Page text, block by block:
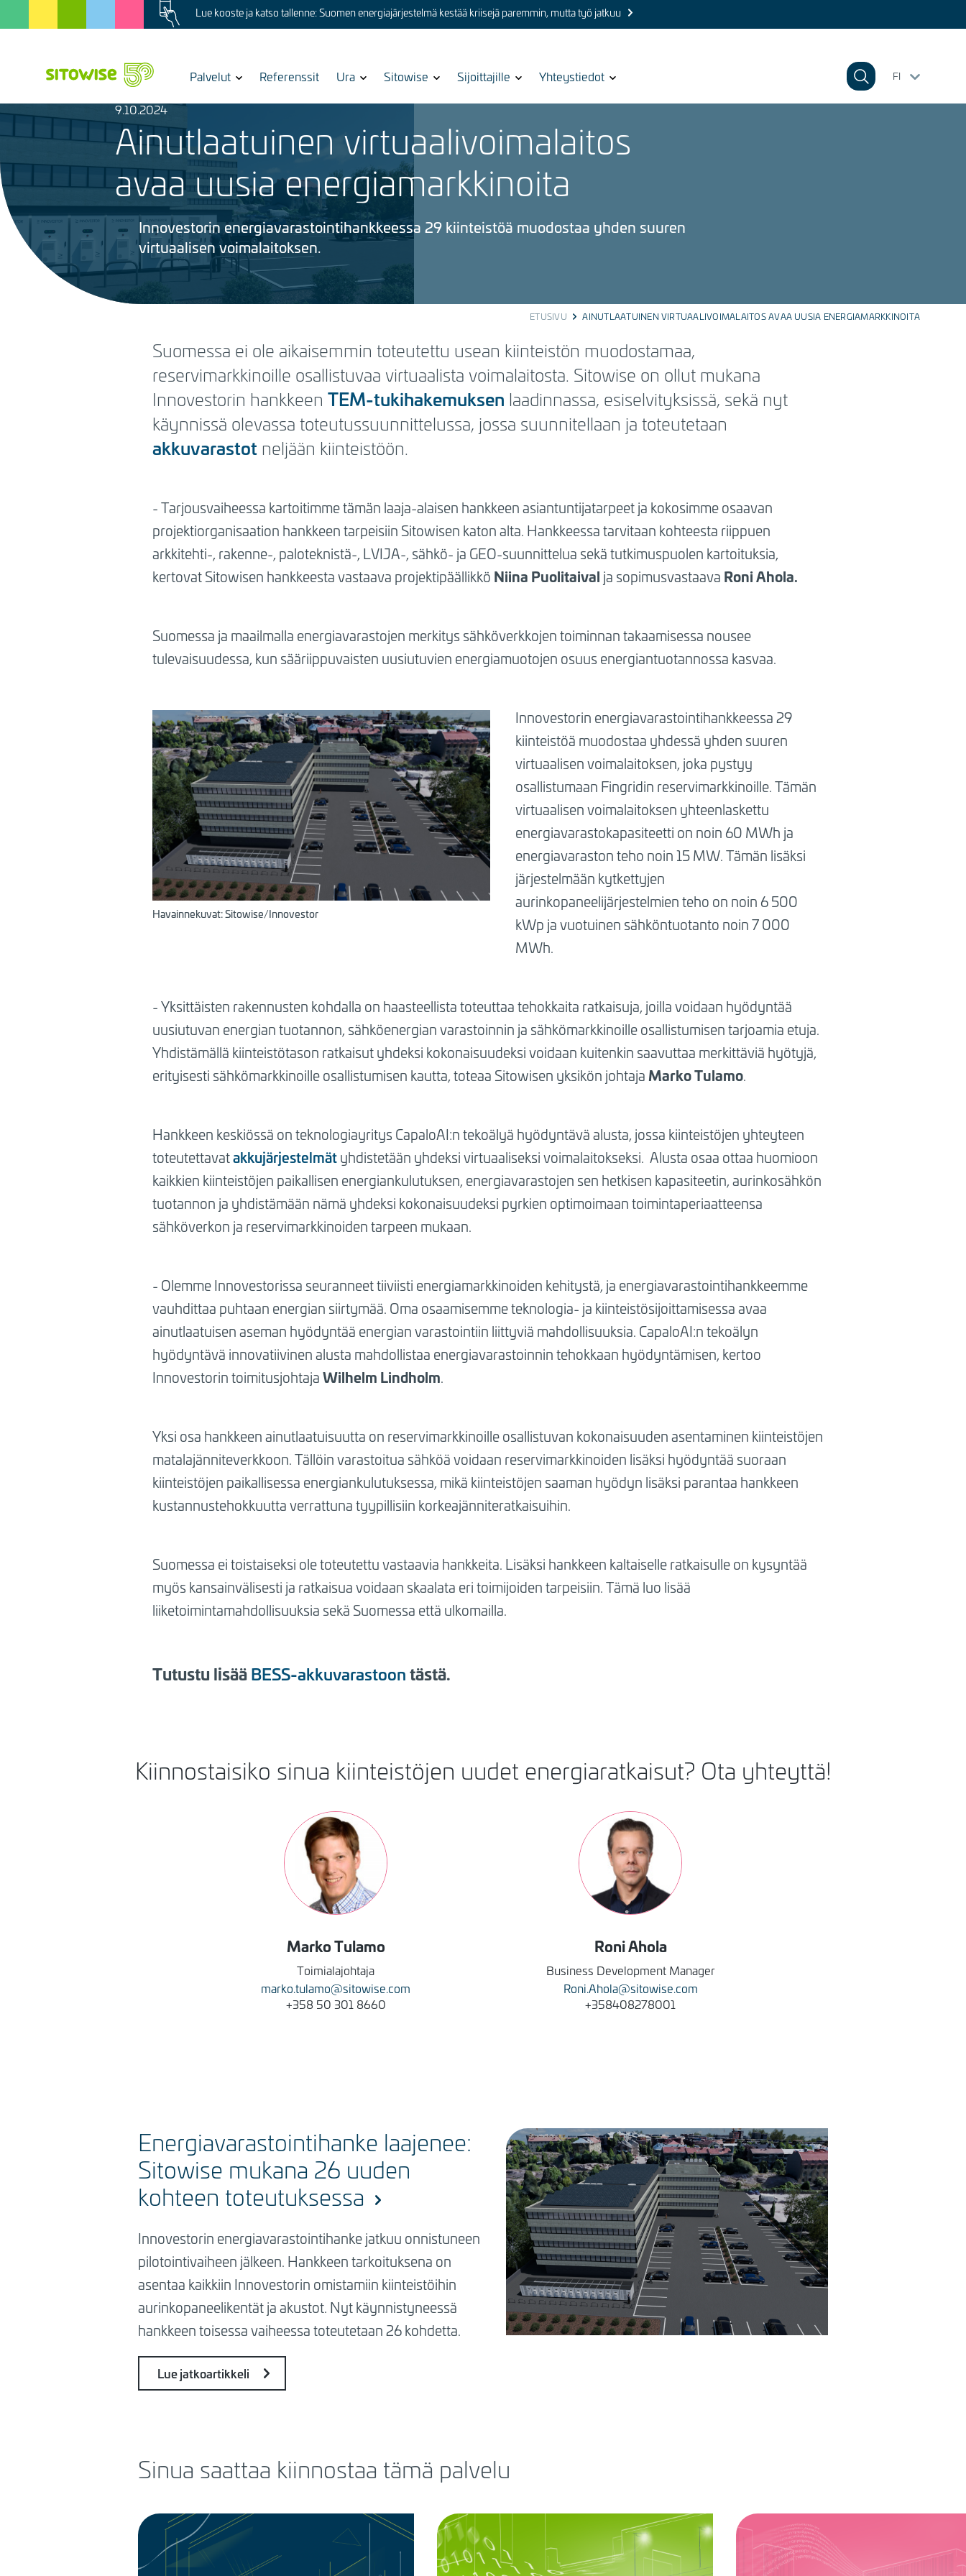
Image Lue kooste ja katso tallenne: Suomen energiajärjestelmä kestää kriisejä paremmin, mutta työ jatkuu
Show
for
Palvelut Referenssit
Show
for
Ura
Show
for
Sitowise
Show
for
Sijoittajille
Show
for
Yhteystiedot FI
Kuva 9.10.2024
Ainutlaatuinen virtuaalivoimalaitos
avaa uusia energiamarkkinoita
Innovestorin energiavarastointihankkeessa 29 kiinteistöä muodostaa yhden suuren
virtuaalisen voimalaitoksen.
ETUSIVU AINUTLAATUINEN VIRTUAALIVOIMALAITOS AVAA UUSIA ENERGIAMARKKINOITA
Suomessa ei ole aikaisemmin toteutettu usean kiinteistön muodostamaa,
reservimarkkinoille osallistuvaa virtuaalista voimalaitosta. Sitowise on ollut mukana
Innovestorin hankkeen TEM-tukihakemuksen laadinnassa, esiselvityksissä, sekä nyt
käynnissä olevassa toteutussuunnittelussa, jossa suunnitellaan ja toteutetaan
akkuvarastot neljään kiinteistöön.
- Tarjousvaiheessa kartoitimme tämän laaja-alaisen hankkeen asiantuntijatarpeet ja kokosimme osaavan
projektiorganisaation hankkeen tarpeisiin Sitowisen katon alta. Hankkeessa tarvitaan kohteesta riippuen
arkkitehti-, rakenne-, paloteknistä-, LVIJA-, sähkö- ja GEO-suunnittelua sekä tutkimuspuolen kartoituksia,
kertovat Sitowisen hankkeesta vastaava projektipäällikkö Niina Puolitaival ja sopimusvastaava Roni Ahola.
Suomessa ja maailmalla energiavarastojen merkitys sähköverkkojen toiminnan takaamisessa nousee
tulevaisuudessa, kun sääriippuvaisten uusiutuvien energiamuotojen osuus energiantuotannossa kasvaa.
Havainnekuvat: Sitowise/Innovestor
Innovestorin energiavarastointihankkeessa 29
kiinteistöä muodostaa yhdessä yhden suuren
virtuaalisen voimalaitoksen, joka pystyy
osallistumaan Fingridin reservimarkkinoille. Tämän
virtuaalisen voimalaitoksen yhteenlaskettu
energiavarastokapasiteetti on noin 60 MWh ja
energiavaraston teho noin 15 MW. Tämän lisäksi
järjestelmään kytkettyjen
aurinkopaneelijärjestelmien teho on noin 6 500
kWp ja vuotuinen sähköntuotanto noin 7 000
MWh.
- Yksittäisten rakennusten kohdalla on haasteellista toteuttaa tehokkaita ratkaisuja, joilla voidaan hyödyntää
uusiutuvan energian tuotannon, sähköenergian varastoinnin ja sähkömarkkinoille osallistumisen tarjoamia etuja.
Yhdistämällä kiinteistötason ratkaisut yhdeksi kokonaisuudeksi voidaan kuitenkin saavuttaa merkittäviä hyötyjä,
erityisesti sähkömarkkinoille osallistumisen kautta, toteaa Sitowisen yksikön johtaja Marko Tulamo.
Hankkeen keskiössä on teknologiayritys CapaloAI:n tekoälyä hyödyntävä alusta, jossa kiinteistöjen yhteyteen
toteutettavatakkujärjestelmätyhdistetään yhdeksi virtuaaliseksi voimalaitokseksi. Alusta osaa ottaa huomioon
kaikkien kiinteistöjen paikallisen energiankulutuksen, energiavarastojen sen hetkisen kapasiteetin, aurinkosähkön
tuotannon ja yhdistämään nämä yhdeksi kokonaisuudeksi pyrkien optimoimaan toimintaperiaatteensa
sähköverkon ja reservimarkkinoiden tarpeen mukaan.
- Olemme Innovestorissa seuranneet tiiviisti energiamarkkinoiden kehitystä, ja energiavarastointihankkeemme
vauhdittaa puhtaan energian siirtymää. Oma osaamisemme teknologia- ja kiinteistösijoittamisessa avaa
ainutlaatuisen aseman hyödyntää energian varastointiin liittyviä mahdollisuuksia. CapaloAI:n tekoälyn
hyödyntävä innovatiivinen alusta mahdollistaa energiavarastoinnin tehokkaan hyödyntämisen, kertoo
Innovestorin toimitusjohtajaWilhelm Lindholm.
Yksi osa hankkeen ainutlaatuisuutta on reservimarkkinoille osallistuvan kokonaisuuden asentaminen kiinteistöjen
matalajänniteverkkoon. Tällöin varastoitua sähköä voidaan reservimarkkinoiden lisäksi hyödyntää suoraan
kiinteistöjen paikallisessa energiankulutuksessa, mikä kiinteistöjen saaman hyödyn lisäksi parantaa hankkeen
kustannustehokkuutta verrattuna tyypillisiin korkeajänniteratkaisuihin.
Suomessa ei toistaiseksi ole toteutettu vastaavia hankkeita. Lisäksi hankkeen kaltaiselle ratkaisulle on kysyntää
myös kansainvälisesti ja ratkaisua voidaan skaalata eri toimijoiden tarpeisiin. Tämä luo lisää
liiketoimintamahdollisuuksia sekä Suomessa että ulkomailla.
Tutustu lisääBESS-akkuvarastoontästä.
Kiinnostaisiko sinua kiinteistöjen uudet energiaratkaisut? Ota yhteyttä!
MarkoTulamo
Toimialajohtaja
marko.tulamo@sitowise.com
+358 50 301 8660
RoniAhola
Business Development Manager
Roni.Ahola@sitowise.com
+358408278001
Energiavarastointihanke laajenee:
Sitowise mukana 26 uuden
kohteen toteutuksessa
Innovestorin energiavarastointihanke jatkuu onnistuneen
pilotointivaiheen jälkeen. Hankkeen tarkoituksena on
asentaa kaikkiin Innovestorin omistamiin kiinteistöihin
aurinkopaneelikentät ja akustot. Nyt käynnistyneessä
hankkeen toisessa vaiheessa toteutetaan 26 kohdetta.
Lue jatkoartikkeli
Sinua saattaa kiinnostaa tämä palvelu